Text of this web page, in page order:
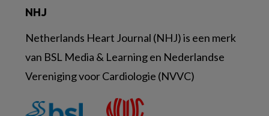
NHJ
Netherlands Heart Journal (NHJ) is een merk
van BSL Media & Learning en Nederlandse
Vereniging voor Cardiologie (NVVC)